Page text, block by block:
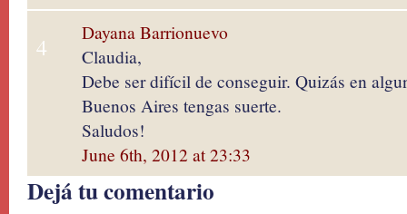
4
Dayana Barrionuevo
Claudia,
Debe ser difícil de conseguir. Quizás en
Buenos Aires tengas suerte.
Saludos!
June 6th, 2012 at 23:33
Dejá tu comentario